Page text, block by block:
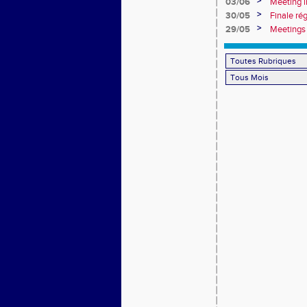
30/05
>
Finale
29/05
>